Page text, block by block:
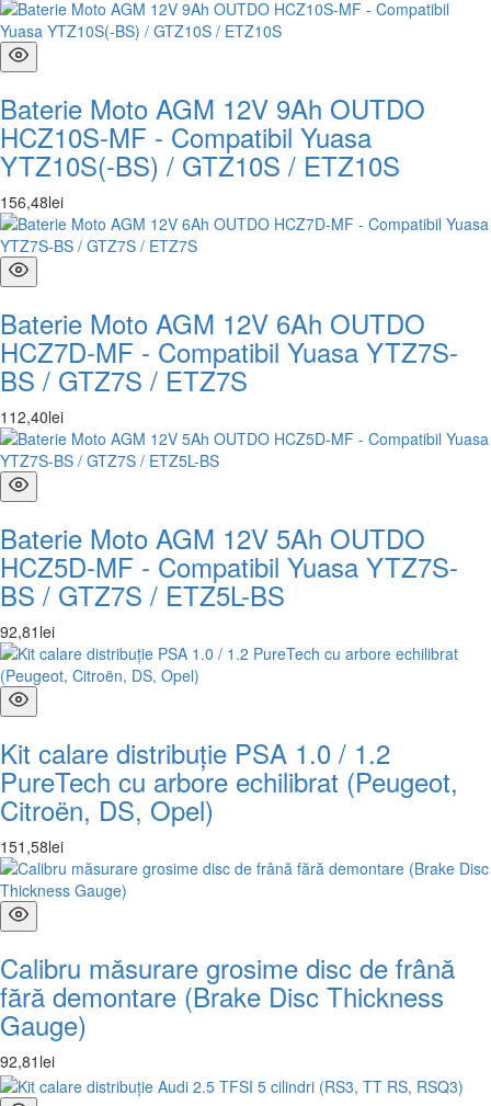
Baterie Moto AGM 12V 9Ah OUTDO
HCZ10S-MF - Compatibil Yuasa
YTZ10S(-BS) / GTZ10S / ETZ10S
156,48lei
Baterie Moto AGM 12V 6Ah OUTDO
HCZ7D-MF - Compatibil Yuasa YTZ7S-
BS / GTZ7S / ETZ7S
112,40lei
Baterie Moto AGM 12V 5Ah OUTDO
HCZ5D-MF - Compatibil Yuasa YTZ7S-
BS / GTZ7S / ETZ5L-BS
92,81 lei
Kit calare distribuție PSA 1.0 / 1.2
PureTech cu arbore echilibrat (Peugeot,
Citroën, DS, Opel)
151 ,58lei
Calibru măsurare grosime disc de frână
fără demontare (Brake Disc Thickness
Gauge)
92,81 lei